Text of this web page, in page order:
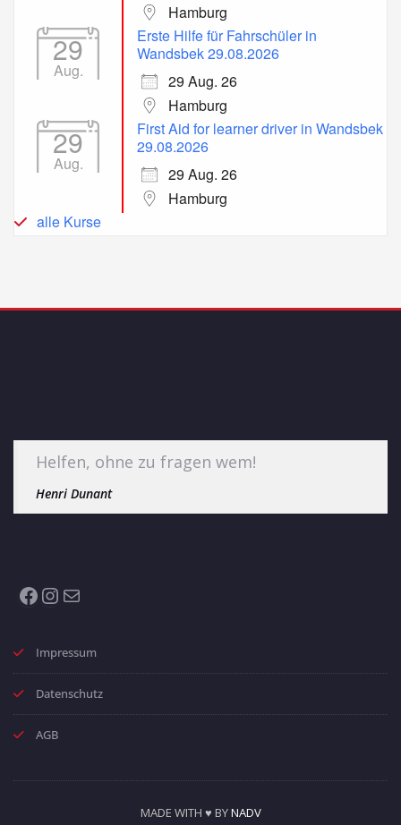
Hamburg
29
Aug.
Erste Hilfe für Fahrschüler in
Wandsbek 29.08.2026
29 Aug. 26
Hamburg
29
Aug.
First Aid for learner driver in Wandsbek
29.08.2026
29 Aug. 26
Hamburg
alle Kurse
Helfen, ohne zu fragen wem!
Henri Dunant
Facebook
Instagram
E-Mail
Impressum
Datenschutz
AGB
MADE WITH ♥ BYNADV